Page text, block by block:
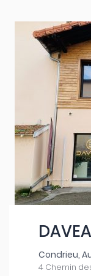
Condrieu,
4 Chemin